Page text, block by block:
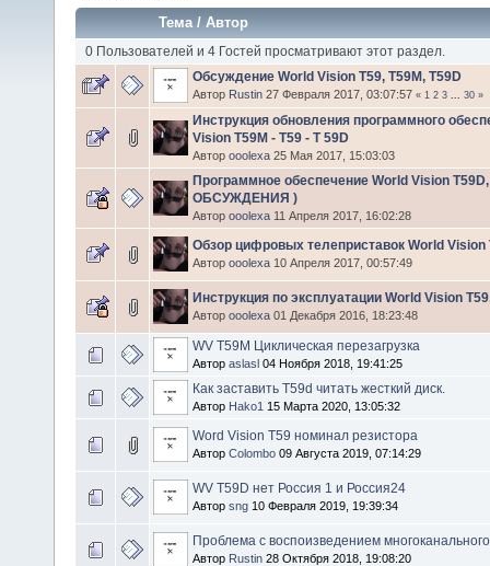
Тема /Автор
0 Пользователей и 4 Гостей просматривают этот раздел.
Обсуждение World Vision T59, T59M, T59D
Автор Rustin 27 Февраля 2017, 03:07:57 « 1 2 3 30 »
Инструкция обновления программного
Vision T59M - Т59 - T 59D
Автор ooolexa 25 Мая 2017, 15:03:03
Программное обеспечение World Vision
ОБСУЖДЕНИЯ )
Автор ooolexa 11 Апреля 2017, 16:02:28
Обзор цифровых телеприставок World Vision
Автор ooolexa 10 Апреля 2017, 00:57:49
Инструкция по эксплуатации World Vision
Автор ooolexa 01 Декабря 2016, 18:23:48
WV T59M Циклическая перезагрузка
Автор aslasl 04 Ноября 2018, 19:41:25
Как заставить T59d читать жесткий диск.
Автор Hako1 15 Марта 2020, 13:05:32
Word Vision T59 номинал резистора
Автор Colombo 09 Августа 2019, 07:14:29
WV T59D нет Россия 1 и Россия24
Автор sng 10 Февраля 2019, 19:39:34
Проблема с воспоизведением многоканального
Автор Rustin 28 Октября 2018, 19:08:20